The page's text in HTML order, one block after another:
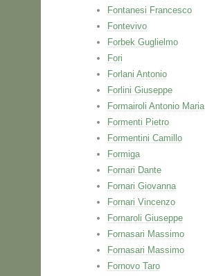
Fontanesi Francesco
Fontevivo
Forbek Guglielmo
Fori
Forlani Antonio
Forlini Giuseppe
Formairoli Antonio Maria
Formenti Pietro
Formentini Camillo
Formiga
Fornari Dante
Fornari Giovanna
Fornari Vincenzo
Fornaroli Giuseppe
Fornasari Massimo
Fornasari Massimo
Fornovo Taro